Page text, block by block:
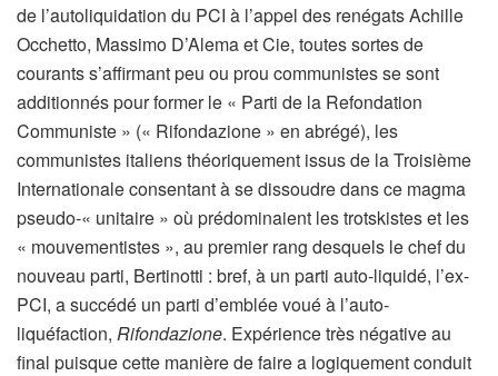
de l’autoliquidation du PCI à l’appel des renégats Achille
Occhetto, Massimo D’Alema et Cie, toutes sortes de
courants s’affirmant peu ou prou communistes se sont
additionnés pour former le « Parti de la Refondation
Communiste » (« Rifondazione » en abrégé), les
communistes italiens théoriquement issus de la Troisième
Internationale consentant à se dissoudre dans ce magma
pseudo-« unitaire » où prédominaient les trotskistes et les
« mouvementistes », au premier rang desquels le chef du
nouveau parti, Bertinotti : bref, à un parti auto-liquidé, l’ex-
PCI, a succédé un parti d’emblée voué à l’auto-
liquéfaction, Rifondazione. Expérience très négative au
final puisque cette manière de faire a logiquement conduit